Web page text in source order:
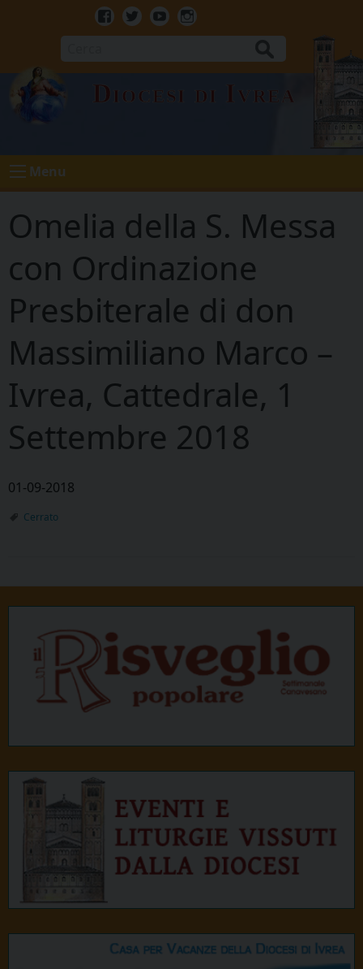
Facebook
TwitterYoutubeInstagram
Diocesi di Ivrea
Menu
Omelia della S. Messa
con Ordinazione
Presbiterale di don
Massimiliano Marco –
Ivrea, Cattedrale, 1
Settembre 2018
01-09-2018
Cerrato